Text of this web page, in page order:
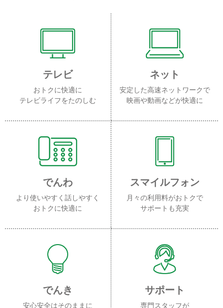
テレビ
おトクに快適に
テレビライフをたのしむ
ネット
安定した高速ネットワークで
映画や動画などが快適に
でんわ
より使いやすく話しやすく
おトクに快適に
スマイルフォン
月々の利用料がおトクで
サポートも充実
でんき
安心安全はそのままに
サポート
専門スタッフが